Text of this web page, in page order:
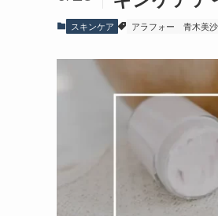
スキンケア アラフォー 青木美